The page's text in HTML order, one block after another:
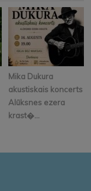
Mika Dukura
akustiskais koncerts
Alūksnes ezera
krast�...